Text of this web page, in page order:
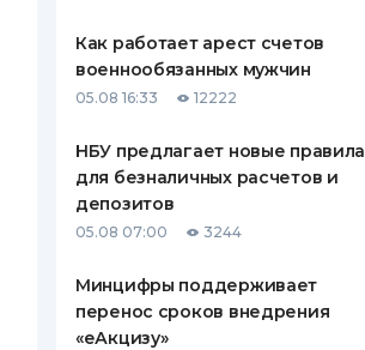
Как работает арест счетов
военнообязанных мужчин
05.08 16:33 12222
НБУ предлагает новые правила
для безналичных расчетов и
депозитов
05.08 07:00 3244
Минцифры поддерживает
перенос сроков внедрения
«еАкцизу»